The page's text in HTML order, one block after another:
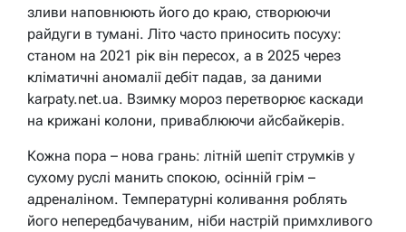
зливи наповнюють його до краю, створюючи
райдуги в тумані. Літо часто приносить посуху:
станом на 2021 рік він пересох, а в 2025 через
кліматичні аномалії дебіт падав, за даними
karpaty.net.ua. Взимку мороз перетворює каскади
на крижані колони, приваблюючи айсбайкерів.
Кожна пора – нова грань: літній шепіт струмків у
сухому руслі манить спокою, осінній грім –
адреналіном. Температурні коливання роблять
його непередбачуваним, ніби настрій примхливого